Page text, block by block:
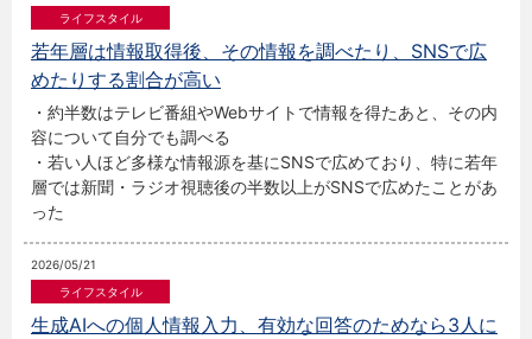
若年層は情報取得後、その情報を調べたり、SNSで広
めたりする割合が高い
・約半数はテレビ番組やWebサイトで情報を得たあと、その内
容について自分でも調べる
・若い人ほど多様な情報源を基にSNSで広めており、特に若年
層では新聞・ラジオ視聴後の半数以上がSNSで広めたことがあ
った
2026/05/21
生成AIへの個人情報入力、有効な回答のためなら3人に